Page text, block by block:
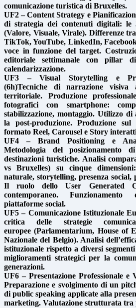
comunicazione turistica di Bruxelles.
UF2 – Content Strategy e
di strategia dei contenuti digitali: le
(Valore, Visuale, Virale). Differenze
TikTok, YouTube, LinkedIn,
voce in funzione del target.
editoriale settimanale con pillar
calendarizzazione.
UF3 – Visual Storytelling e
(6h)Tecniche di narrazione visiva
territoriale. Produzione
fotografici con smartphone:
stabilizzazione, montaggio. Utilizzo
la post-produzione. Produzione
formato Reel, Carousel e Story
UF4 – Brand Positioning e
Metodologia del posizionamento
destinazioni turistiche. Analisi
vs Bruxelles) su cinque
naturale, storytelling, presenza
Il ruolo dello User Generated
contemporaneo.
piattaforme social.
UF5 – Comunicazione Istituzionale
critica delle strategie
europee (Parlamentarium, House of
Nazionale del Belgio). Analisi
istituzionale rispetto a diversi
miglioramenti strategici per la
generazioni.
UF6 – Presentazione Professionale
Preparazione e svolgimento di un
di public speaking applicate alla
marketing. Valutazione strutturata tra